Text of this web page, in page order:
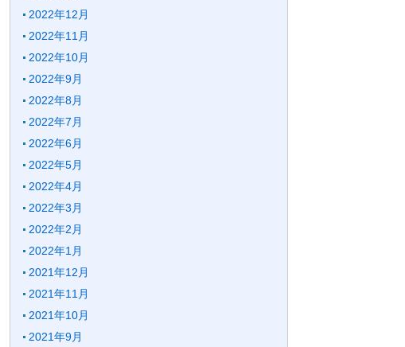
2022年12月
2022年11月
2022年10月
2022年9月
2022年8月
2022年7月
2022年6月
2022年5月
2022年4月
2022年3月
2022年2月
2022年1月
2021年12月
2021年11月
2021年10月
2021年9月